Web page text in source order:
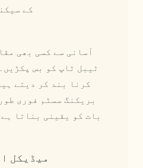
کے
آسانی سے کسی بھی
ٹیبل ٹاپ کو بس
کرنا بند کر دیتے
بریکنگ سسٹم فوری
بات کو یقینی بناتا
میڈیکل